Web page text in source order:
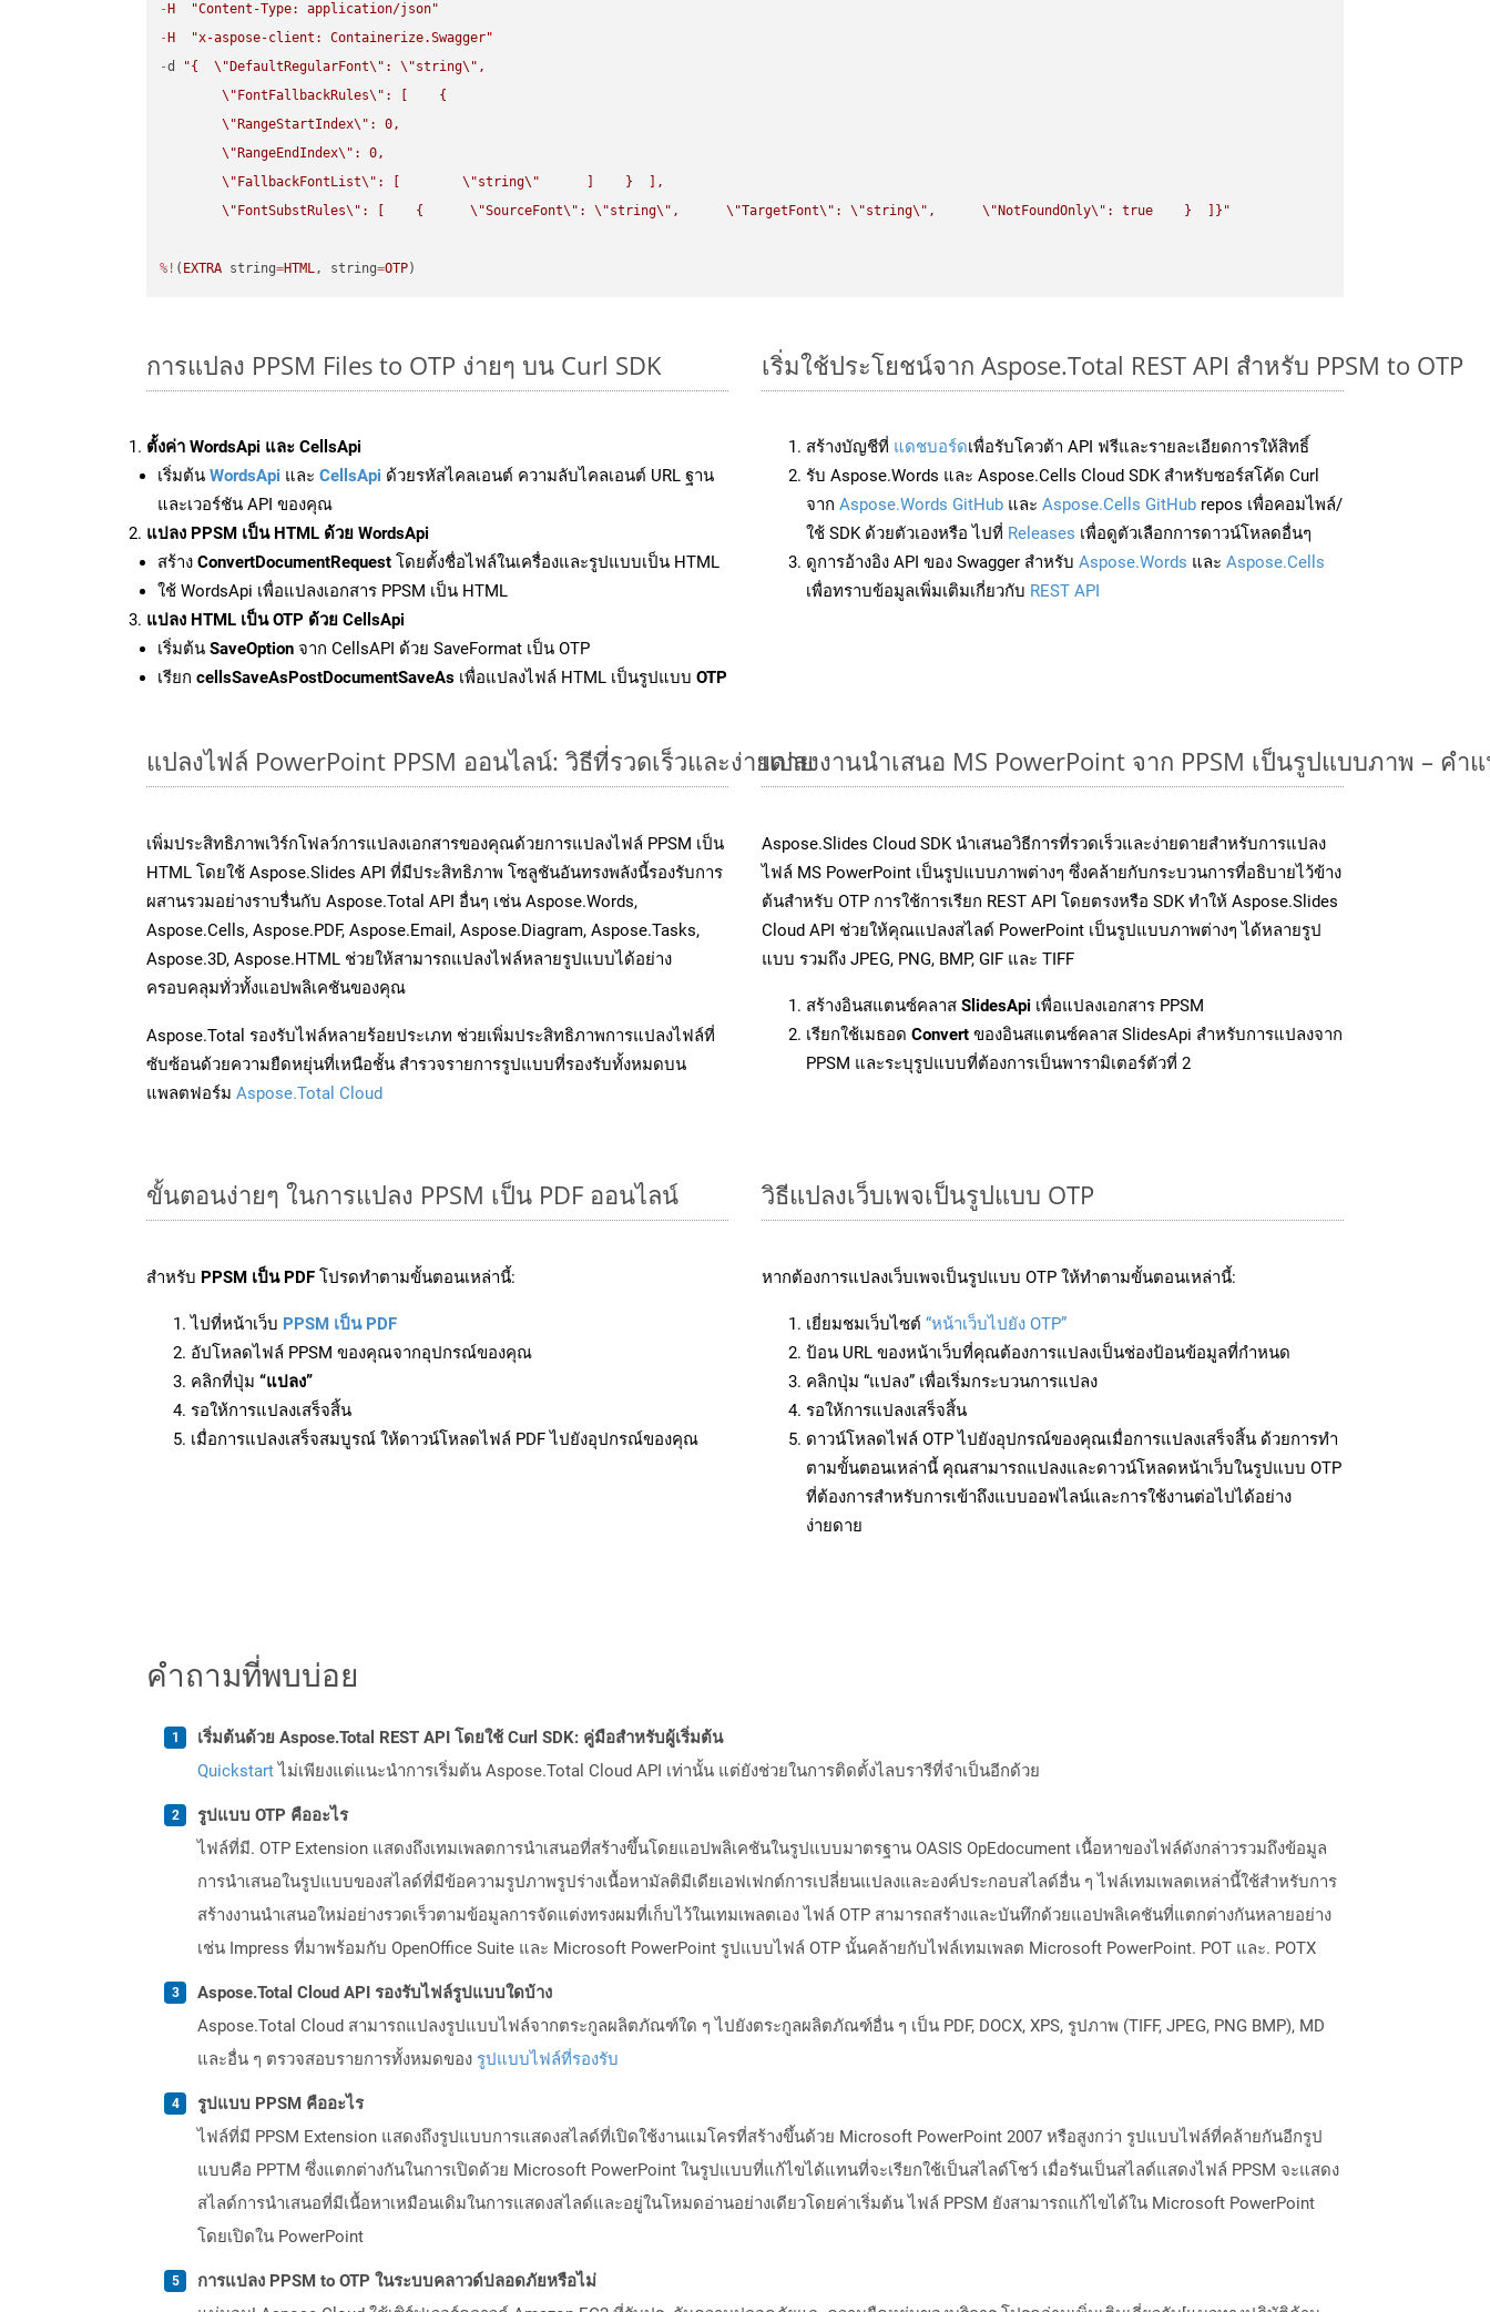
- H
"Content-Type: application/json"
- H
"x-aspose-client: Containerize.Swagger"
-d "{ \" DefaultRegularFont\" : \"string\" ,
\" FontFallbackRules\" : [    {
\" RangeStartIndex\" : 0,
\" RangeEndIndex\" : 0,
\" FallbackFontList\" : [ \"string\"
      ]    }  ],
\" FontSubstRules\" : [    { \"SourceFont\" : \"string\" , \"TargetFont\" : \"string\" , \" NotFoundOnly\" : true    }  ]}"
%! ( EXTRA string=HTML, string=OTP)
การแปลง PPSM Files to OTP ง่ายๆ บน Curl SDK
ตั้งค่า WordsApi และ CellsApi
เริ่มต้น WordsApi และ CellsApi ด้วยรหัสไคลเอนต์ ความลับไคลเอนต์ URL ฐาน
และเวอร์ชัน API ของคุณ
แปลง PPSM เป็น HTML ด้วย WordsApi
สร้าง ConvertDocumentRequest โดยตั้งชื่อไฟล์ในเครื่องและรูปแบบเป็น HTML
ใช้ WordsApi เพื่อแปลงเอกสาร PPSM เป็น HTML
แปลง HTML เป็น OTP ด้วย CellsApi
เริ่มต้น SaveOption จาก CellsAPI ด้วย SaveFormat เป็น OTP
เรียก cellsSaveAsPostDocumentSaveAs เพื่อแปลงไฟล์ HTML เป็นรูปแบบ OTP
เริ่มใช้ประโยชน์จาก Aspose.Total REST API สำหรับ PPSM to OTP
สร้างบัญชีที่ แดชบอร์ดเพื่อรับโควต้า API ฟรีและรายละเอียดการให้สิทธิ์
รับ Aspose.Words และ Aspose.Cells Cloud SDK สำหรับซอร์สโค้ด Curl
จาก Aspose.Words GitHub และ Aspose.Cells GitHub repos เพื่อคอมไพล์/
ใช้ SDK ด้วยตัวเองหรือ ไปที่ Releases เพื่อดูตัวเลือกการดาวน์โหลดอื่นๆ
ดูการอ้างอิง API ของ Swagger สำหรับ Aspose.Words และ Aspose.Cells
เพื่อทราบข้อมูลเพิ่มเติมเกี่ยวกับ REST API
แปลงไฟล์ PowerPoint PPSM ออนไลน์: วิธีที่รวดเร็วและง่ายดาย
เพิ่มประสิทธิภาพเวิร์กโฟลว์การแปลงเอกสารของคุณด้วยการแปลงไฟล์ PPSM เป็น
HTML โดยใช้ Aspose.Slides API ที่มีประสิทธิภาพ โซลูชันอันทรงพลังนี้รองรับการ
ผสานรวมอย่างราบรื่นกับ Aspose.Total API อื่นๆ เช่น Aspose.Words,
Aspose.Cells, Aspose.PDF, Aspose.Email, Aspose.Diagram, Aspose.Tasks,
Aspose.3D, Aspose.HTML ช่วยให้สามารถแปลงไฟล์หลายรูปแบบได้อย่าง
ครอบคลุมทั่วทั้งแอปพลิเคชันของคุณ
Aspose.Total รองรับไฟล์หลายร้อยประเภท ช่วยเพิ่มประสิทธิภาพการแปลงไฟล์ที่
ซับซ้อนด้วยความยืดหยุ่นที่เหนือชั้น สำรวจรายการรูปแบบที่รองรับทั้งหมดบน
แพลตฟอร์ม Aspose.Total Cloud
แปลงงานนำเสนอ MS PowerPoint จาก PPSM เป็นรูปแบบภาพ – ค
Aspose.Slides Cloud SDK นำเสนอวิธีการที่รวดเร็วและง่ายดายสำหรับการแปลง
ไฟล์ MS PowerPoint เป็นรูปแบบภาพต่างๆ ซึ่งคล้ายกับกระบวนการที่อธิบายไว้ข้าง
ต้นสำหรับ OTP การใช้การเรียก REST API โดยตรงหรือ SDK ทำให้ Aspose.Slides
Cloud API ช่วยให้คุณแปลงสไลด์ PowerPoint เป็นรูปแบบภาพต่างๆ ได้หลายรูป
แบบ รวมถึง JPEG, PNG, BMP, GIF และ TIFF
สร้างอินสแตนซ์คลาส SlidesApi เพื่อแปลงเอกสาร PPSM
เรียกใช้เมธอด Convert ของอินสแตนซ์คลาส SlidesApi สำหรับการแปลงจาก
PPSM และระบุรูปแบบที่ต้องการเป็นพารามิเตอร์ตัวที่ 2
ขั้นตอนง่ายๆ ในการแปลง PPSM เป็น PDF ออนไลน์
สำหรับ PPSM เป็น PDF โปรดทำตามขั้นตอนเหล่านี้:
ไปที่หน้าเว็บ PPSM เป็น PDF
อัปโหลดไฟล์ PPSM ของคุณจากอุปกรณ์ของคุณ
คลิกที่ปุ่ม “แปลง”
รอให้การแปลงเสร็จสิ้น
เมื่อการแปลงเสร็จสมบูรณ์ ให้ดาวน์โหลดไฟล์ PDF ไปยังอุปกรณ์ของคุณ
วิธีแปลงเว็บเพจเป็นรูปแบบ OTP
หากต้องการแปลงเว็บเพจเป็นรูปแบบ OTP ให้ทำตามขั้นตอนเหล่านี้:
เยี่ยมชมเว็บไซต์ “หน้าเว็บไปยัง OTP”
ป้อน URL ของหน้าเว็บที่คุณต้องการแปลงเป็นช่องป้อนข้อมูลที่กำหนด
คลิกปุ่ม “แปลง” เพื่อเริ่มกระบวนการแปลง
รอให้การแปลงเสร็จสิ้น
ดาวน์โหลดไฟล์ OTP ไปยังอุปกรณ์ของคุณเมื่อการแปลงเสร็จสิ้น ด้วยการทำ
ตามขั้นตอนเหล่านี้ คุณสามารถแปลงและดาวน์โหลดหน้าเว็บในรูปแบบ OTP
ที่ต้องการสำหรับการเข้าถึงแบบออฟไลน์และการใช้งานต่อไปได้อย่าง
ง่ายดาย
คำถามที่พบบ่อย
เริ่มต้นด้วย Aspose.Total REST API โดยใช้ Curl SDK: คู่มือสำหรับผู้เริ่มต้น
Quickstartไม่เพียงแต่แนะนำการเริ่มต้น Aspose.Total Cloud API เท่านั้น แต่ยังช่วยในการติดตั้งไลบรารีที่จำเป็นอีกด้วย
รูปแบบ OTP คืออะไร
ไฟล์ที่มี. OTP Extension แสดงถึงเทมเพลตการนำเสนอที่สร้างขึ้นโดยแอปพลิเคชันในรูปแบบมาตรฐาน OASIS OpEdocument เนื้อหาของไฟล์ดังกล่าวรวมถึงข้อมูล
การนำเสนอในรูปแบบของสไลด์ที่มีข้อความรูปภาพรูปร่างเนื้อหามัลติมีเดียเอฟเฟกต์การเปลี่ยนแปลงและองค์ประกอบสไลด์อื่น ๆ ไฟล์เทมเพลตเหล่านี้ใช้สำหรับการ
สร้างงานนำเสนอใหม่อย่างรวดเร็วตามข้อมูลการจัดแต่งทรงผมที่เก็บไว้ในเทมเพลตเอง ไฟล์ OTP สามารถสร้างและบันทึกด้วยแอปพลิเคชันที่แตกต่างกันหลายอย่าง
เช่น Impress ที่มาพร้อมกับ OpenOffice Suite และ Microsoft PowerPoint รูปแบบไฟล์ OTP นั้นคล้ายกับไฟล์เทมเพลต Microsoft PowerPoint. POT และ. POTX
Aspose.Total Cloud API รองรับไฟล์รูปแบบใดบ้าง
Aspose.Total Cloud สามารถแปลงรูปแบบไฟล์จากตระกูลผลิตภัณฑ์ใด ๆ ไปยังตระกูลผลิตภัณฑ์อื่น ๆ เป็น PDF, DOCX, XPS, รูปภาพ (TIFF, JPEG, PNG BMP), MD
และอื่น ๆ ตรวจสอบรายการทั้งหมดของ รูปแบบไฟล์ที่รองรับ
รูปแบบ PPSM คืออะไร
ไฟล์ที่มี PPSM Extension แสดงถึงรูปแบบการแสดงสไลด์ที่เปิดใช้งานแมโครที่สร้างขึ้นด้วย Microsoft PowerPoint 2007 หรือสูงกว่า รูปแบบไฟล์ที่คล้ายกันอีกรูป
แบบคือ PPTM ซึ่งแตกต่างกันในการเปิดด้วย Microsoft PowerPoint ในรูปแบบที่แก้ไขได้แทนที่จะเรียกใช้เป็นสไลด์โชว์ เมื่อรันเป็นสไลด์แสดงไฟล์ PPSM จะแสดง
สไลด์การนำเสนอที่มีเนื้อหาเหมือนเดิมในการแสดงสไลด์และอยู่ในโหมดอ่านอย่างเดียวโดยค่าเริ่มต้น ไฟล์ PPSM ยังสามารถแก้ไขได้ใน Microsoft PowerPoint
โดยเปิดใน PowerPoint
การแปลง PPSM to OTP ในระบบคลาวด์ปลอดภัยหรือไม่